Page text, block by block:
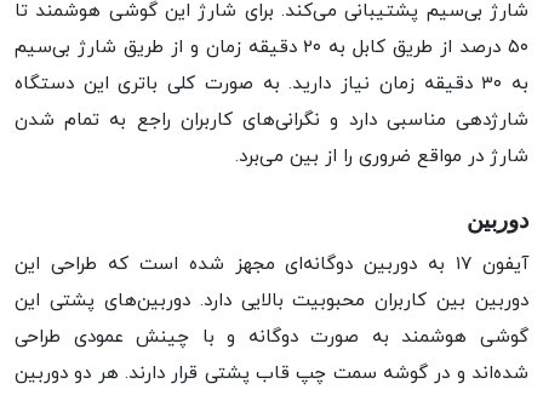
شارژ بی‌سیم پشتیبانی می‌کند. برای شارژ این گوشی هوشمند تا
۵۰ درصد از طریق کابل به ۲۰ دقیقه زمان و از طریق شارژ بی‌سیم
به ۳۰ دقیقه زمان نیاز دارید. به صورت کلی باتری این دستگاه
شارژدهی مناسبی دارد و نگرانی‌های کاربران راجع به تمام شدن
شارژ در مواقع ضروری را از بین می‌برد.
دوربین
آیفون ۱۷ به دوربین‌ دوگانه‌ای مجهز شده است که طراحی این
دوربین بین کاربران محبوبیت بالایی دارد. دوربین‌های پشتی این
گوشی هوشمند به صورت دوگانه و با چینش عمودی طراحی
شده‌اند و در گوشه سمت چپ قاب پشتی قرار دارند. هر دو دوربین